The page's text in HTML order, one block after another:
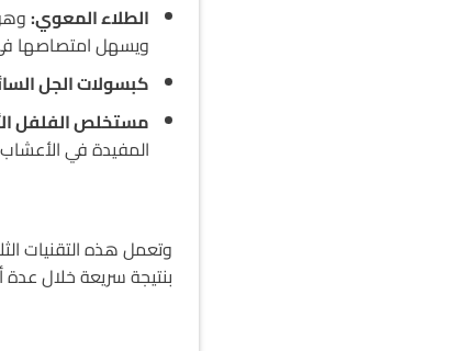
الطلاء المعوي:
ويسهل امتصاصها
كبسولات الجل
مستخلص الفلفل
المفيدة في
وتعمل هذه التقنيات
بنتيجة سريعة خلال عدة